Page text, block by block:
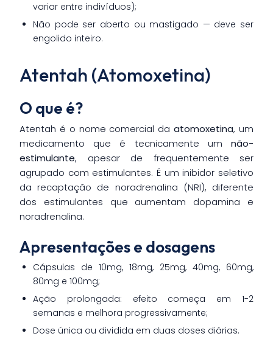
variar entre indivíduos);
Não pode ser aberto ou mastigado — deve ser
engolido inteiro.
Atentah (Atomoxetina)
O que é?
Atentah é o nome comercial daatomoxetina, um
medicamento que é tecnicamente um não-
estimulante, apesar de frequentemente ser
agrupado com estimulantes. É um inibidor seletivo
da recaptação de noradrenalina (NRI), diferente
dos estimulantes que aumentam dopamina e
noradrenalina.
Apresentações e dosagens
Cápsulas de 10mg, 18mg, 25mg, 40mg, 60mg,
80mg e 100mg;
Ação prolongada: efeito começa em 1-2
semanas e melhora progressivamente;
Dose única ou dividida em duas doses diárias.